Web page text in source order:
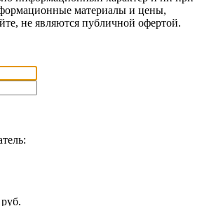
материалы и цены,
не являются публичной офертой.
руб.